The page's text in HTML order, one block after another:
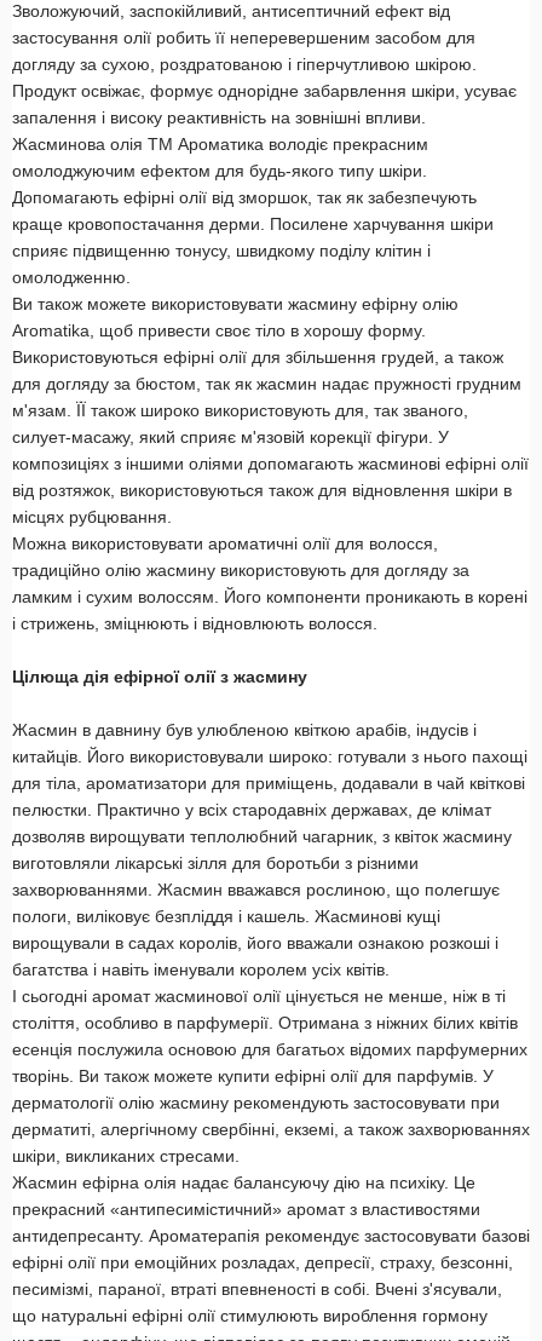
Зволожуючий, заспокійливий, антисептичний ефект від
застосування олії робить її неперевершеним засобом для
догляду за сухою, роздратованою і гіперчутливою шкірою.
Продукт освіжає, формує однорідне забарвлення шкіри, усуває
запалення і високу реактивність на зовнішні впливи.
Жасминова олія ТМ Ароматика володіє прекрасним
омолоджуючим ефектом для будь-якого типу шкіри.
Допомагають ефірні олії від зморшок, так як забезпечують
краще кровопостачання дерми. Посилене харчування шкіри
сприяє підвищенню тонусу, швидкому поділу клітин і
омолодженню.
Ви також можете використовувати жасмину ефірну олію
Aromatika, щоб привести своє тіло в хорошу форму.
Використовуються ефірні олії для збільшення грудей, а також
для догляду за бюстом, так як жасмин надає пружності грудним
м'язам. ЇЇ також широко використовують для, так званого,
силует-масажу, який сприяє м'язовій корекції фігури. У
композиціях з іншими оліями допомагають жасминові ефірні олії
від розтяжок, використовуються також для відновлення шкіри в
місцях рубцювання.
Можна використовувати ароматичні олії для волосся,
традиційно олію жасмину використовують для догляду за
ламким і сухим волоссям. Його компоненти проникають в корені
і стрижень, зміцнюють і відновлюють волосся.
Цілюща дія ефірної олії з жасмину
Жасмин в давнину був улюбленою квіткою арабів, індусів і
китайців. Його використовували широко: готували з нього пахощі
для тіла, ароматизатори для приміщень, додавали в чай квіткові
пелюстки. Практично у всіх стародавніх державах, де клімат
дозволяв вирощувати теплолюбний чагарник, з квіток жасмину
виготовляли лікарські зілля для боротьби з різними
захворюваннями. Жасмин вважався рослиною, що полегшує
пологи, виліковує безпліддя і кашель. Жасминові кущі
вирощували в садах королів, його вважали ознакою розкоші і
багатства і навіть іменували королем усіх квітів.
І сьогодні аромат жасминової олії цінується не менше, ніж в ті
століття, особливо в парфумерії. Отримана з ніжних білих квітів
есенція послужила основою для багатьох відомих парфумерних
творінь. Ви також можете купити ефірні олії для парфумів. У
дерматології олію жасмину рекомендують застосовувати при
дерматиті, алергічному свербінні, екземі, а також захворюваннях
шкіри, викликаних стресами.
Жасмин ефірна олія надає балансуючу дію на психіку. Це
прекрасний «антипесимістичний» аромат з властивостями
антидепресанту. Ароматерапія рекомендує застосовувати базові
ефірні олії при емоційних розладах, депресії, страху, безсонні,
песимізмі, параної, втраті впевненості в собі. Вчені з'ясували,
що натуральні ефірні олії стимулюють вироблення гормону